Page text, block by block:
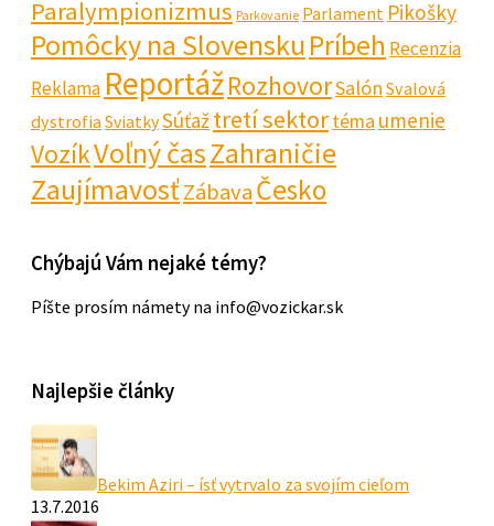
Paralympionizmus Parkovanie Parlament Pikošky
Pomôcky na SlovenskuPríbeh Recenzia
Reklama ReportážRozhovorSalón Svalová
dystrofiaSviatkySúťažtretí sektortéma umenie
VozíkVoľný časZahraničie
ZaujímavosťZábavaČesko
Chýbajú Vám nejaké témy?
Píšte prosím námety na info@vozickar.sk
Najlepšie články
Bekim Aziri – ísť vytrvalo za svojím cieľom
13.7.2016